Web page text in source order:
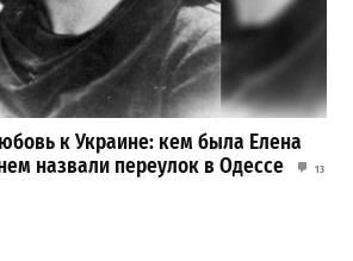
к Украине: кем была Елена
назвали переулок в Одессе
13